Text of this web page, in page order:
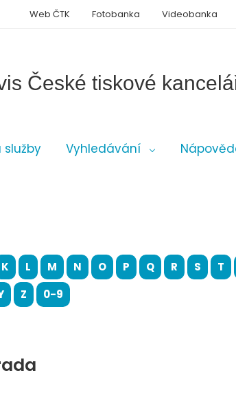
České tiskové
služby Vyhledávání
Web ČTK Fotobanka Videobanka
K L M N O P Q R S T
Z 0-9